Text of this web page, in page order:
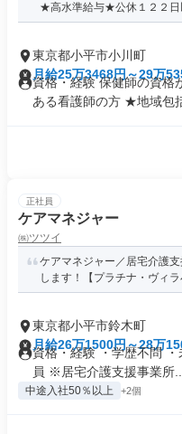
★高水準給与★公休１２２日
東京都小平市小川町
月給25万3468円～29万
資格・経験 保健師の資格
ある看護師の方 ★地域包
正社員
ケアマネジャー
㈱ツツイ
ケアマネジャー／居宅介護
します！【プラチナ・ヴィ
東京都小平市鈴木町
月給26万1500円～28万
資格・経験 ・学歴不問
員 ※居宅介護支援事業所...
中途入社50％以上 +2個